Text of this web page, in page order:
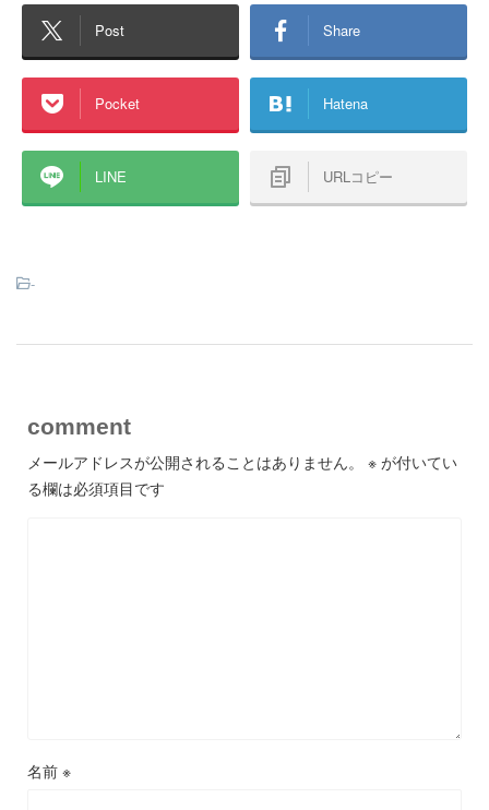
Post Share
Pocket Hatena
LINE URLコピー
-
comment
メールアドレスが公開されることはありません。 ※ が付いてい
る欄は必須項目です
名前 ※